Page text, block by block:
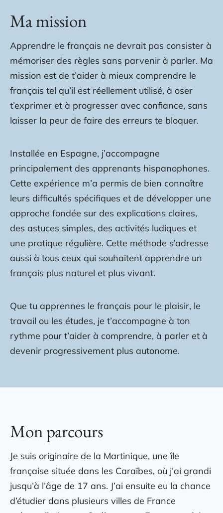
Ma mission
Apprendre le français ne devrait pas consister à
mémoriser des règles sans parvenir à parler. Ma
mission est de t’aider à mieux comprendre le
français tel qu’il est réellement utilisé, à oser
t’exprimer et à progresser avec confiance, sans
laisser la peur de faire des erreurs te bloquer.
Installée en Espagne, j’accompagne
principalement des apprenants hispanophones.
Cette expérience m’a permis de bien connaître
leurs difficultés spécifiques et de développer une
approche fondée sur des explications claires,
des astuces simples, des activités ludiques et
une pratique régulière. Cette méthode s’adresse
aussi à tous ceux qui souhaitent apprendre un
français plus naturel et plus vivant.
Que tu apprennes le français pour le plaisir, le
travail ou les études, je t’accompagne à ton
rythme pour t’aider à comprendre, à parler et à
devenir progressivement plus autonome.
Mon parcours
Je suis originaire de la Martinique, une île
française située dans les Caraïbes, où j’ai grandi
jusqu’à l’âge de 17 ans. J’ai ensuite eu la chance
d’étudier dans plusieurs villes de France